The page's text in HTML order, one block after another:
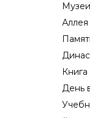
Аллея
Книга
День